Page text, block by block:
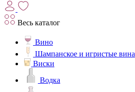
Весь каталог
Вино
Шампанское и игристые вина
Виски
Водка